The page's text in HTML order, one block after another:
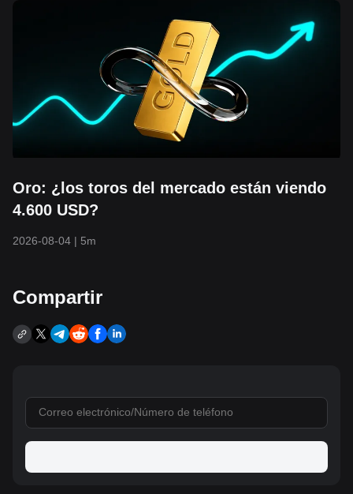
Oro: ¿los toros del mercado están viendo
4.600 USD?
2026-08-04 | 5m
Compartir